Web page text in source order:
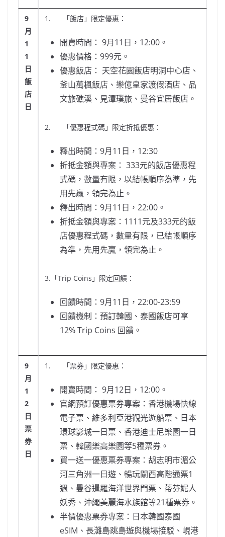
9
月
1
1
日
飯
店
日
1. 「飯店」限定優惠：
開賣時間： 9月11日，12:00。
優惠價格：999元。
優惠飯店： 天空花園飯店明洞中心店、
釜山萬楓飯店、樂億皇家渡假酒店、品
文旅礁溪、見潭璞旅、曼谷宜居飯店。
2. 「優惠程式碼」限定折抵優惠：
釋出時間：9月11日，12:30
折抵金額與專案： 333元的飯店優惠程
式碼，數量有限，以結帳順序為準，先
用先贏，領完為止。
釋出時間：9月11日，22:00。
折抵金額與專案：1111元及333元的飯
店優惠程式碼，數量有限，已結帳順序
為準，先用先贏，領完為止。
3.「Trip Coins」限定回饋：
回饋時間：9月11日，22:00-23:59
回饋機制：預訂韓國、泰國飯店可享
12% Trip Coins 回饋。
9
月
1
2
日
票
券
日
1. 「票券」限定優惠：
開賣時間： 9月12日，12:00。
官網預訂優惠票券專案：香港機場快線
電子票、維多利亞港觀光遊船票、日本
環球影城一日票、香港迪士尼樂園一日
票、韓國樂高樂園等5種票券。
買一送一優惠票券專案：胡志明市湄公
河三角洲一日遊、暢玩關西高階通票1
週、曼谷暹羅海洋世界門票、蒂芬妮人
妖秀、沖繩美麗海水族館等21種票券。
半價優惠票券專案：日本韓國泰國
eSIM、長灘島跳島遊與機場接駁、峴港